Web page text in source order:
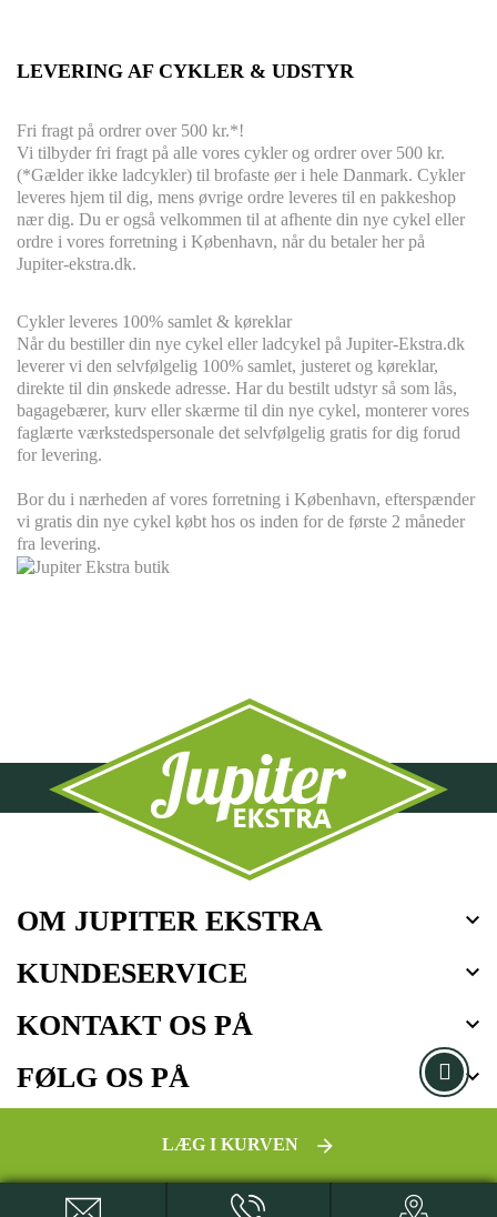
LÆG I KURVEN arrow_forward
LEVERING AF CYKLER & UDSTYR
Fri fragt på ordrer over 500 kr.*!
Vi tilbyder fri fragt på alle vores cykler og ordrer over 500 kr.
(*Gælder ikke ladcykler) til brofaste øer i hele Danmark. Cykler
leveres hjem til dig, mens øvrige ordre leveres til en pakkeshop
nær dig. Du er også velkommen til at afhente din nye cykel eller
ordre i vores forretning i København, når du betaler her på
Jupiter-ekstra.dk.
Cykler leveres 100% samlet & køreklar
Når du bestiller din nye cykel eller ladcykel på Jupiter-Ekstra.dk
leverer vi den selvfølgelig 100% samlet, justeret og køreklar,
direkte til din ønskede adresse. Har du bestilt udstyr så som lås,
bagagebærer, kurv eller skærme til din nye cykel, monterer vores
faglærte værkstedspersonale det selvfølgelig gratis for dig forud
for levering.
Bor du i nærheden af vores forretning i København, efterspænder
vi gratis din nye cykel købt hos os inden for de første 2 måneder
fra levering.
OM JUPITER EKSTRA 
KUNDESERVICE 
KONTAKT OS PÅ 
FØLG OS PÅ 